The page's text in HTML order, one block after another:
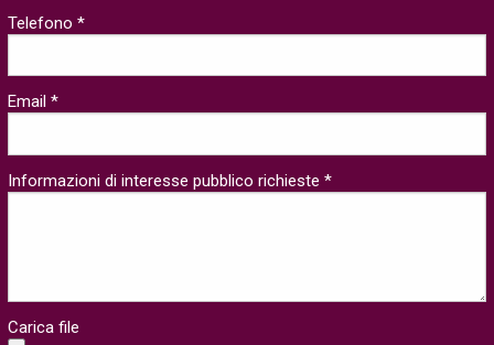
Telefono *
Email *
Informazioni di interesse pubblico richieste *
Carica file